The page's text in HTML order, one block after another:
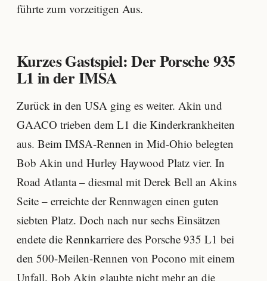
führte zum vorzeitigen Aus.
Kurzes Gastspiel: Der Porsche 935
L1 in der IMSA
Zurück in den USA ging es weiter. Akin und
GAACO trieben dem L1 die Kinderkrankheiten
aus. Beim IMSA-Rennen in Mid-Ohio belegten
Bob Akin und Hurley Haywood Platz vier. In
Road Atlanta – diesmal mit Derek Bell an Akins
Seite – erreichte der Rennwagen einen guten
siebten Platz. Doch nach nur sechs Einsätzen
endete die Rennkarriere des Porsche 935 L1 bei
den 500-Meilen-Rennen von Pocono mit einem
Unfall. Bob Akin glaubte nicht mehr an die